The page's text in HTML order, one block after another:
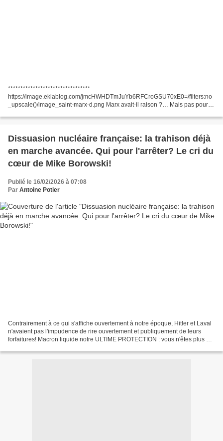
*********************************
https://image.eklablog.com/jmcHWHDTmJuYb6RFCroGSU70xE0=/filters:no
_upscale()/image_saint-marx-d.png Marx avait-il raison ?… Mais pas pour
https://cieldefrance.eklablog.com/2026/02/debat-marx-avait-il-raison-mais-
Dissuasion nucléaire française: la trahison déjà
en marche avancée. Qui pour l'arrêter? Le cri du
cœur de Mike Borowski!
Publié le 16/02/2026 à 07:08
Par Antoine Potier
Contrairement à ce qui s'affiche ouvertement à notre époque, Hitler et Laval
n'avaient pas l'impudence de rire ouvertement et publiquement de leurs
forfaitures! Macron liquide notre ULTIME PROTECTION : vous n'êtes plus en